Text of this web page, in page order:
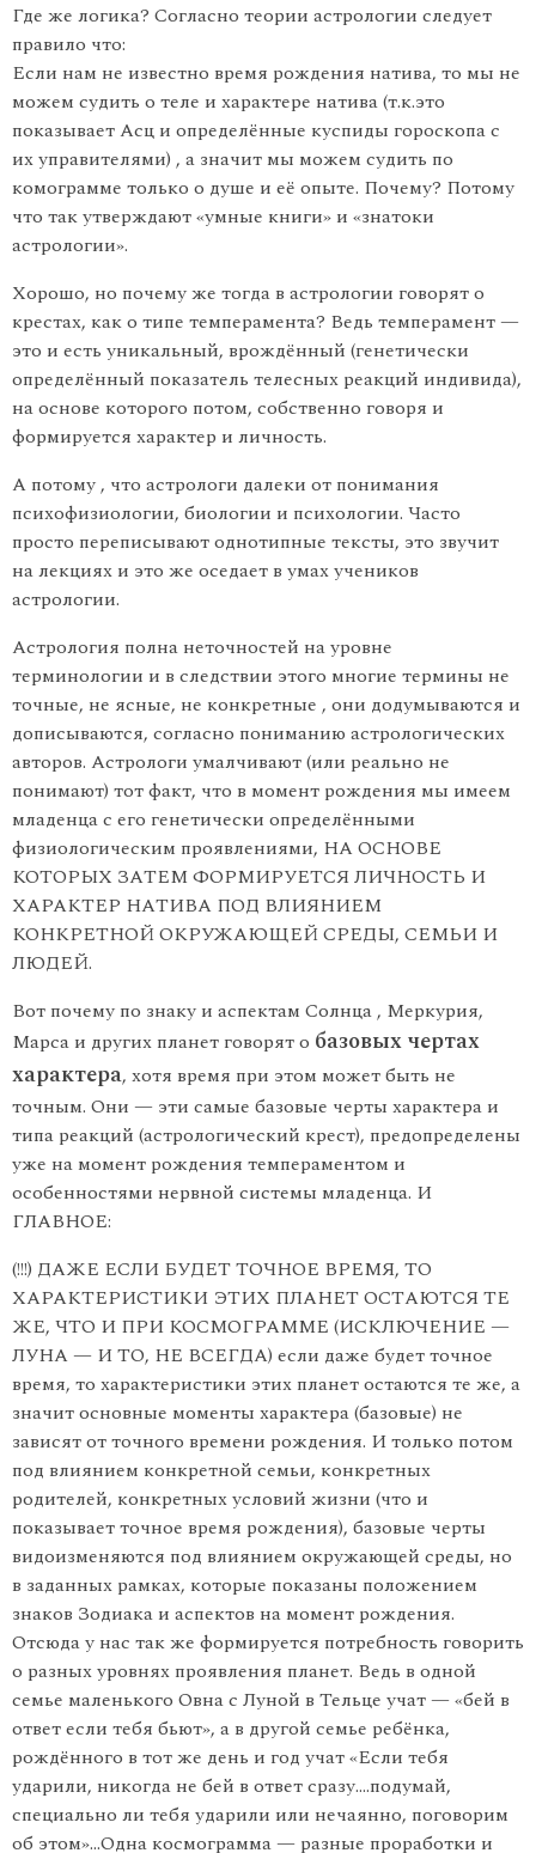
Где же логика? Согласно теории астрологии следует
правило что:
Если нам не известно время рождения натива, то мы не
можем судить о теле и характере натива (т.к.это
показывает Асц и определённые куспиды гороскопа с
их управителями) , а значит мы можем судить по
комограмме только о душе и её опыте. Почему? Потому
что так утверждают «умные книги» и «знатоки
астрологии».
Хорошо, но почему же тогда в астрологии говорят о
крестах, как о типе темперамента? Ведь темперамент —
это и есть уникальный, врождённый (генетически
определённый показатель телесных реакций индивида),
на основе которого потом, собственно говоря и
формируется характер и личность.
А потому , что астрологи далеки от понимания
психофизиологии, биологии и психологии. Часто
просто переписывают однотипные тексты, это звучит
на лекциях и это же оседает в умах учеников
астрологии.
Астрология полна неточностей на уровне
терминологии и в следствии этого многие термины не
точные, не ясные, не конкретные , они додумываются и
дописываются, согласно пониманию астрологических
авторов. Астрологи умалчивают (или реально не
понимают) тот факт, что в момент рождения мы имеем
младенца с его генетически определёнными
физиологическим проявлениями, НА ОСНОВЕ
КОТОРЫХ ЗАТЕМ ФОРМИРУЕТСЯ ЛИЧНОСТЬ И
ХАРАКТЕР НАТИВА ПОД ВЛИЯНИЕМ
КОНКРЕТНОЙ ОКРУЖАЮЩЕЙ СРЕДЫ, СЕМЬИ И
ЛЮДЕЙ.
Вот почему по знаку и аспектам Солнца , Меркурия,
Марса и других планет говорят о базовых чертах
характера, хотя время при этом может быть не
точным. Они — эти самые базовые черты характера и
типа реакций (астрологический крест), предопределены
уже на момент рождения темпераментом и
особенностями нервной системы младенца. И
ГЛАВНОЕ:
(!!!) ДАЖЕ ЕСЛИ БУДЕТ ТОЧНОЕ ВРЕМЯ, ТО
ХАРАКТЕРИСТИКИ ЭТИХ ПЛАНЕТ ОСТАЮТСЯ ТЕ
ЖЕ, ЧТО И ПРИ КОСМОГРАММЕ (ИСКЛЮЧЕНИЕ —
ЛУНА — И ТО, НЕ ВСЕГДА) если даже будет точное
время, то характеристики этих планет остаются те же, а
значит основные моменты характера (базовые) не
зависят от точного времени рождения. И только потом
под влиянием конкретной семьи, конкретных
родителей, конкретных условий жизни (что и
показывает точное время рождения), базовые черты
видоизменяются под влиянием окружающей среды, но
в заданных рамках, которые показаны положением
знаков Зодиака и аспектов на момент рождения.
Отсюда у нас так же формируется потребность говорить
о разных уровнях проявления планет. Ведь в одной
семье маленького Овна с Луной в Тельце учат — «бей в
ответ если тебя бьют», а в другой семье ребёнка,
рождённого в тот же день и год учат «Если тебя
ударили, никогда не бей в ответ сразу….подумай,
специально ли тебя ударили или нечаянно, поговорим
об этом»…Одна космограмма — разные проработки и